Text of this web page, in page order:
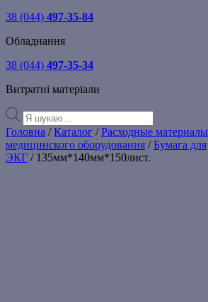
38 (044) 497-35-84
Обладнання
38 (044) 497-35-34
Витратні матеріали
Products
search
Головна /Каталог /Расходные материалы
медицинского оборудования / Бумага для
ЭКГ / 135мм*140мм*150лист.